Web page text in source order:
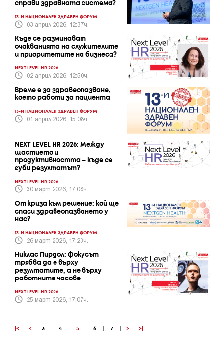
справи здравната система?
13-И НАЦИОНАЛЕН ЗДРАВЕН ФОРУМ
03 април 2026, 12:37ч.
Къде се разминават
очакванията на служителите
и приоритетите на бизнеса?
NEXT LEVEL HR 2026
02 април 2026, 12:50ч.
Време е за здравеопазване,
което работи за пациента
13-И НАЦИОНАЛЕН ЗДРАВЕН ФОРУМ
01 април 2026, 15:08ч.
NEXT LEVEL HR 2026: Между
щастието и
продуктивността – къде се
губи резултатът?
NEXT LEVEL HR 2026
30 март 2026, 17:08ч.
От криза към решение: кой ще
спаси здравеопазването у
нас?
13-И НАЦИОНАЛЕН ЗДРАВЕН ФОРУМ
26 март 2026, 17:23ч.
Никлас Пирдол: Фокусът
трябва да е върху
резултатите, а не върху
работните часове
NEXT LEVEL HR 2026
25 март 2026, 17:07ч.
|< < 3 4 5 6 7 > >|